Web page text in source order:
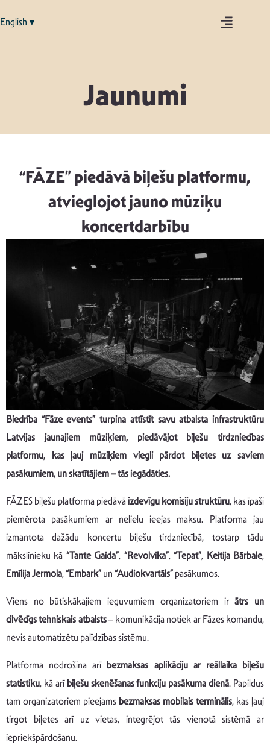
English▼
Jaunumi
“FĀZE” piedāvā biļešu platformu,
atvieglojot jauno mūziķu
koncertdarbību
Biedrība “Fāze events” turpina attīstīt savu atbalsta infrastruktūru
Latvijas jaunajiem mūziķiem, piedāvājot biļešu tirdzniecības
platformu, kas ļauj mūziķiem viegli pārdot biļetes uz saviem
pasākumiem, un skatītājiem – tās iegādāties.
FĀZES biļešu platforma piedāvāizdevīgu komisiju struktūru, kas īpaši
piemērota pasākumiem ar nelielu ieejas maksu. Platforma jau
izmantota dažādu koncertu biļešu tirdzniecībā, tostarp tādu
mākslinieku kā “Tante Gaida”, “Revolvika”,“Tepat”, Keitija Bārbale,
Emīlija Jermola,“Embark”un“Audiokvartāls”pasākumos.
Viens no būtiskākajiem ieguvumiem organizatoriem irātrs un
cilvēcīgs tehniskais atbalsts– komunikācija notiek ar Fāzes komandu,
nevis automatizētu palīdzības sistēmu.
Platforma nodrošina arī bezmaksas aplikāciju ar reāllaika biļešu
statistiku, kā arībiļešu skenēšanas funkciju pasākuma dienā. Papildus
tam organizatoriem pieejams bezmaksas mobilais terminālis, kas ļauj
tirgot biļetes arī uz vietas, integrējot tās vienotā sistēmā ar
iepriekšpārdošanu.